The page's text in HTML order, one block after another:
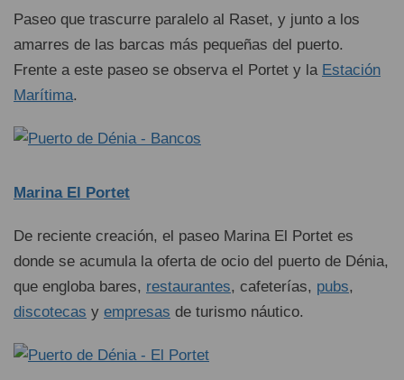
Paseo que trascurre paralelo al Raset, y junto a los
amarres de las barcas más pequeñas del puerto.
Frente a este paseo se observa el Portet y la Estación
Marítima.
Marina El Portet
De reciente creación, el paseo Marina El Portet es
donde se acumula la oferta de ocio del puerto de Dénia,
que engloba bares, restaurantes, cafeterías, pubs,
discotecas y empresas de turismo náutico.